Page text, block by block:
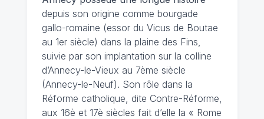
depuis son origine comme bourgade
gallo-romaine (essor du Vicus de Boutae
au 1er siècle) dans la plaine des Fins,
suivie par son implantation sur la colline
d’Annecy-le-Vieux au 7ème siècle
(Annecy-le-Neuf). Son rôle dans la
Réforme catholique, dite Contre-Réforme,
aux 16è et 17è siècles fait d’elle la « Rome